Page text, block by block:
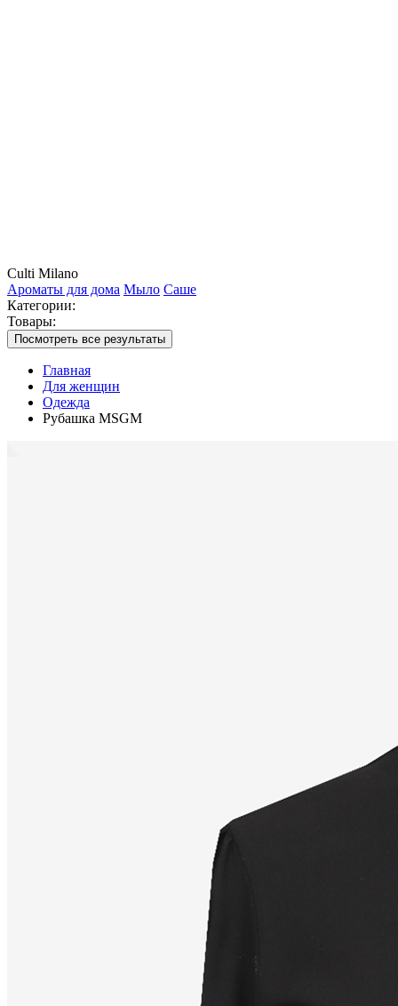
Culti Milano
Ароматы для дома Мыло Саше
Категории:
Товары:
Посмотреть все результаты
Главная
Для женщин
Одежда
Рубашка MSGM